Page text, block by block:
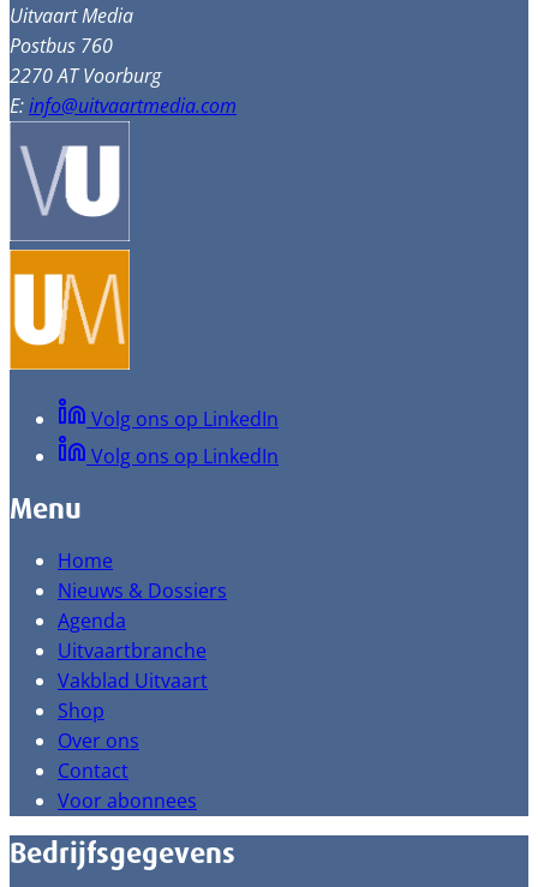
Uitvaart Media
Postbus 760
2270 AT Voorburg
E:info@uitvaartmedia.com
Volg ons op LinkedIn
Volg ons op LinkedIn
Menu
Home
Nieuws & Dossiers
Agenda
Uitvaartbranche
Vakblad Uitvaart
Shop
Over ons
Contact
Voor abonnees
Bedrijfsgegevens